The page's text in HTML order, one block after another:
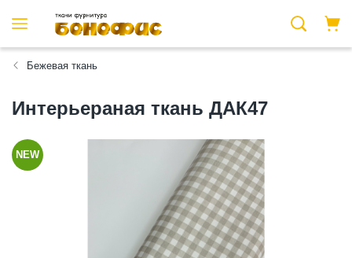
Бежевая ткань
Интерьераная ткань ДАК47
NEW